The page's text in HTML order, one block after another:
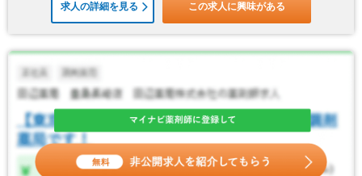
求人の詳細を見る この求人に興味がある